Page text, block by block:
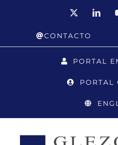
CONTACTO
PORTAL
PORTAL